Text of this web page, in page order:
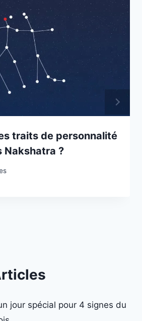
traits de personnalité
Nakshatra ?
jour spécial pour 4 signes du